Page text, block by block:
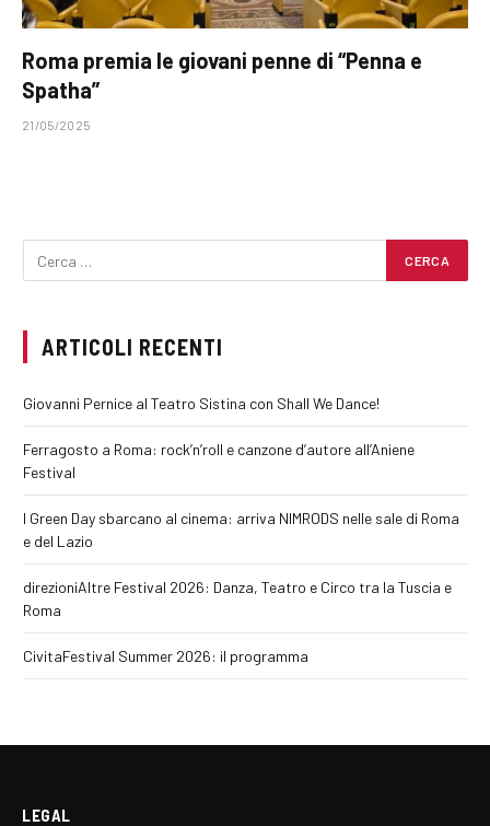
Roma premia le giovani penne di “Penna e
Spatha”
21/05/2025
ARTICOLI RECENTI
Giovanni Pernice al Teatro Sistina con Shall We Dance!
Ferragosto a Roma: rock’n’roll e canzone d’autore all’Aniene
Festival
I Green Day sbarcano al cinema: arriva NIMRODS nelle sale di Roma
e del Lazio
direzioniAltre Festival 2026: Danza, Teatro e Circo tra la Tuscia e
Roma
CivitaFestival Summer 2026: il programma
LEGAL